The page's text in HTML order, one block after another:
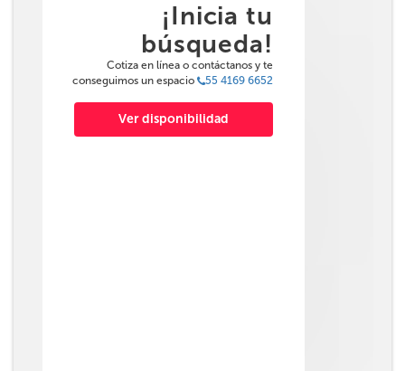
¡Inicia tu
búsqueda!
Cotiza en línea o contáctanos y te
conseguimos un espacio
55 4169 6652
Ver disponibilidad